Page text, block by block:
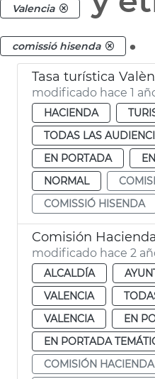
Valencia
comissió hisenda .
Tasa turística
modificado hace 1
HACIENDA
TODAS LAS
EN PORTADA
NORMAL
COMISSIÓ HISENDA
modificado hace 2
ALCALDÍA
VALENCIA
VALENCIA
EN
EN PORTADA
COMISIÓN HACIENDA